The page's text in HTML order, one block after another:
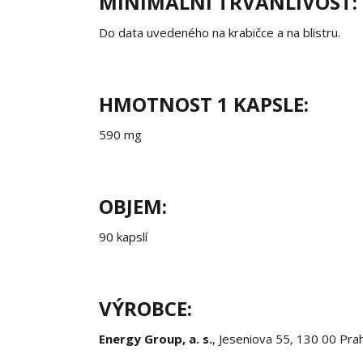
Do data uvedeného na krabičce a na blistru.
HMOTNOST 1 KAPSLE:
590 mg
OBJEM:
90 kapslí
VÝROBCE:
Energy Group, a. s., Jeseniova 55, 130 00